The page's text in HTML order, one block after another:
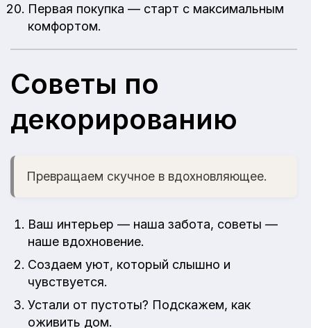
Первая покупка — старт с максимальным
комфортом.
Советы по
декорированию
Превращаем скучное в вдохновляющее.
Ваш интерьер — наша забота, советы —
наше вдохновение.
Создаем уют, который слышно и
чувствуется.
Устали от пустоты? Подскажем, как
оживить дом.